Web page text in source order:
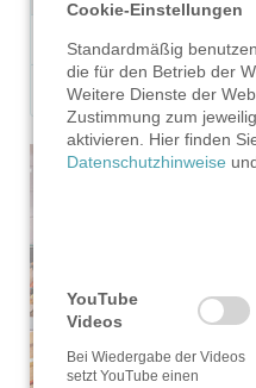
Der Stautenhof Schinken
Unser Sortiment an der
Cookie-Einstellungen
Standardmäßig
die für den Betrieb der
Weitere Dienste der
Zustimmung zum
aktivieren. Hier finden
Datenschutzhinweise
YouTube
Videos
Bei Wiedergabe der Videos
setzt YouTube einen